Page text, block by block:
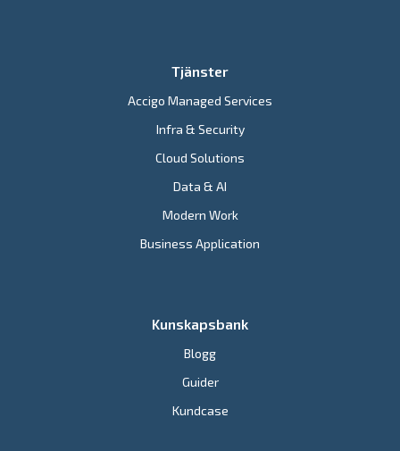
Tjänster
Accigo Managed Services
Infra & Security
Cloud Solutions
Data & AI
Modern Work
Business Application
Kunskapsbank
Blogg
Guider
Kundcase